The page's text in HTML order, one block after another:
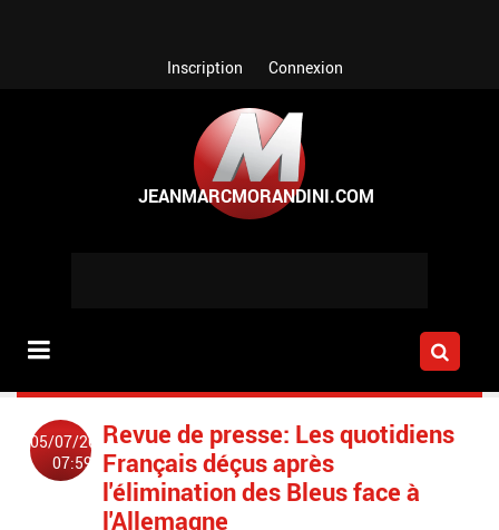
Inscription Connexion
05/07/2014
07:59
Revue de presse: Les quotidiens
Français déçus après
l'élimination des Bleus face à
l'Allemagne